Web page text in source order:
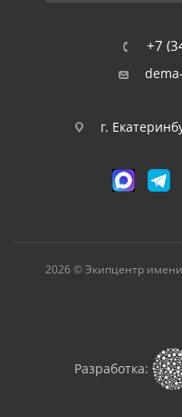
+7
г.
2026 © Экипцентр
Разработка: